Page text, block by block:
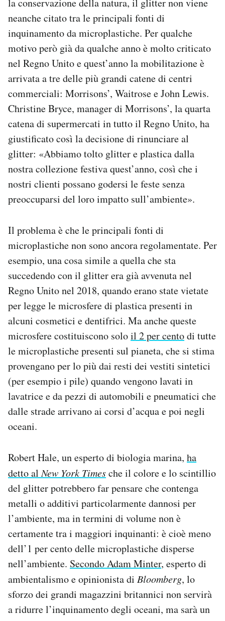
la conservazione della natura, il glitter non viene
neanche citato tra le principali fonti di
inquinamento da microplastiche. Per qualche
motivo però già da qualche anno è molto criticato
nel Regno Unito e quest’anno la mobilitazione è
arrivata a tre delle più grandi catene di centri
commerciali: Morrisons’, Waitrose e John Lewis.
Christine Bryce, manager di Morrisons’, la quarta
catena di supermercati in tutto il Regno Unito, ha
giustificato così la decisione di rinunciare al
glitter: «Abbiamo tolto glitter e plastica dalla
nostra collezione festiva quest’anno, così che i
nostri clienti possano godersi le feste senza
preoccuparsi del loro impatto sull’ambiente».
Il problema è che le principali fonti di
microplastiche non sono ancora regolamentate. Per
esempio, una cosa simile a quella che sta
succedendo con il glitter era già avvenuta nel
Regno Unito nel 2018, quando erano state vietate
per legge le microsfere di plastica presenti in
alcuni cosmetici e dentifrici. Ma anche queste
microsfere costituiscono soloil 2 per centodi tutte
le microplastiche presenti sul pianeta, che si stima
provengano per lo più dai resti dei vestiti sintetici
(per esempio i pile) quando vengono lavati in
lavatrice e da pezzi di automobili e pneumatici che
dalle strade arrivano ai corsi d’acqua e poi negli
oceani.
Robert Hale, un esperto di biologia marina, ha
detto alNew York Timesche il colore e lo scintillio
del glitter potrebbero far pensare che contenga
metalli o additivi particolarmente dannosi per
l’ambiente, ma in termini di volume non è
certamente tra i maggiori inquinanti: è cioè meno
dell’1 per cento delle microplastiche disperse
nell’ambiente. Secondo Adam Minter, esperto di
ambientalismo e opinionista di Bloomberg, lo
sforzo dei grandi magazzini britannici non servirà
a ridurre l’inquinamento degli oceani, ma sarà un